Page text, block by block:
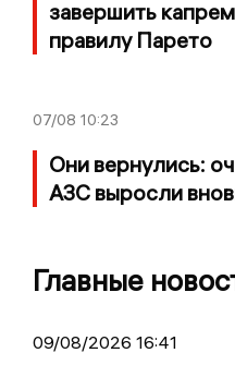
завершить
правилу Парето
07/08 10:23
Они вернулись:
АЗС выросли
Главные
09/08/2026 16:41